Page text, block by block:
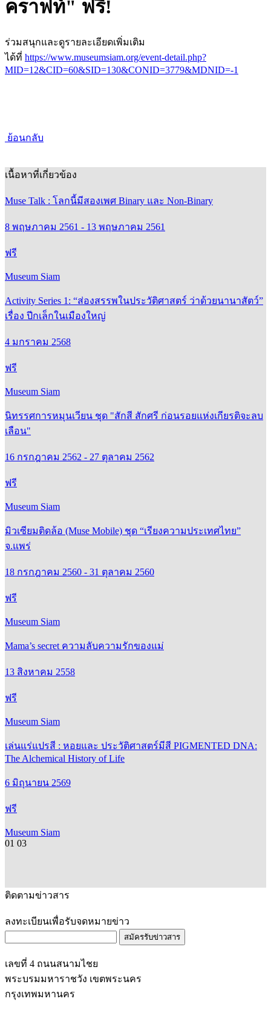
คราฟท์" ฟรี!
ร่วมสนุกและดูรายละเอียดเพิ่มเติม
ได้ที่ https://www.museumsiam.org/event-detail.php?
MID=12&CID=60&SID=130&CONID=3779&MDNID=-1
ย้อนกลับ
เนื้อหาที่เกี่ยวข้อง
Muse Talk : โลกนี้มีสองเพศ Binary และ Non-Binary
8 พฤษภาคม 2561 - 13 พฤษภาคม 2561
ฟรี
Museum Siam
Activity Series 1: “ส่องสรรพในประวัติศาสตร์ ว่าด้วยนานาสัตว์”
เรื่อง ปีกเล็กในเมืองใหญ่
4 มกราคม 2568
ฟรี
Museum Siam
นิทรรศการหมุนเวียน ชุด "สักสี สักศรี ก่อนรอยแห่งเกียรติจะลบ
เลือน"
16 กรกฎาคม 2562 - 27 ตุลาคม 2562
ฟรี
Museum Siam
มิวเซียมติดล้อ (Muse Mobile) ชุด “เรียงความประเทศไทย”
จ.แพร่
18 กรกฎาคม 2560 - 31 ตุลาคม 2560
ฟรี
Museum Siam
Mama’s secret ความลับความรักของแม่
13 สิงหาคม 2558
ฟรี
Museum Siam
เล่นแร่แปรสี : หอยและ ประวัติศาสตร์มีสี PIGMENTED DNA:
The Alchemical History of Life
6 มิถุนายน 2569
ฟรี
Museum Siam
01 03
ติดตามข่าวสาร
ลงทะเบียนเพื่อรับจดหมายข่าว
สมัครรับข่าวสาร
เลขที่ 4 ถนนสนามไชย
พระบรมมหาราชวัง เขตพระนคร
กรุงเทพมหานคร